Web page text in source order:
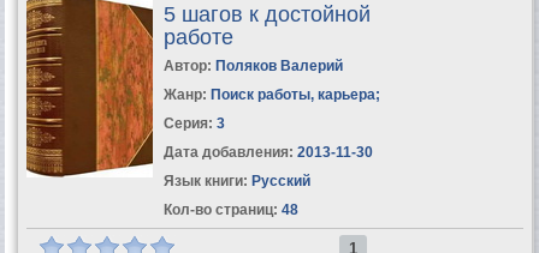
5 шагов к достойной
работе
Автор: Поляков Валерий
Жанр: Поиск работы, карьера;
Серия: 3
Дата добавления: 2013-11-30
Язык книги: Русский
Кол-во страниц: 48
1